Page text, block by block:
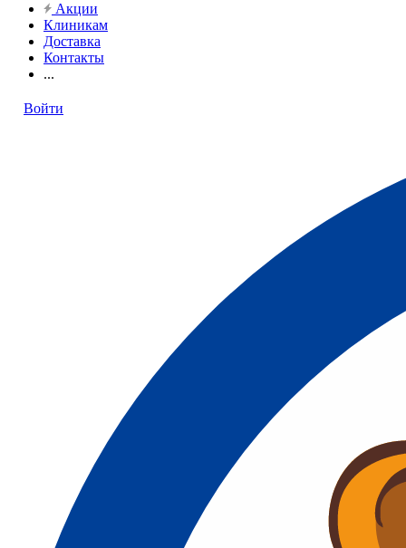
Акции
Клиникам
Доставка
Контакты
...
Войти